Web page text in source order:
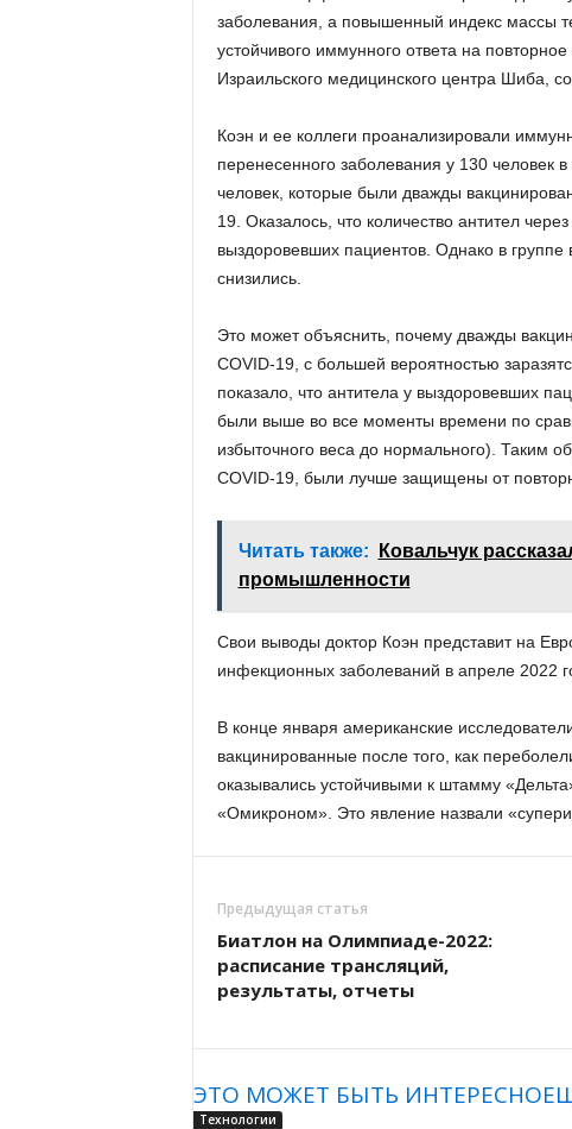
заболевания, а повышенный индекс массы
устойчивого иммунного ответа на
Израильского медицинского центра Шиба,
Коэн и ее коллеги проанализировали
перенесенного заболевания у 130 человек
человек, которые были дважды
19. Оказалось, что количество антител
выздоровевших пациентов. Однако в группе
снизились.
Это может объяснить, почему дважды
COVID-19, с большей вероятностью
показало, что антитела у выздоровевших
были выше во все моменты времени по
избыточного веса до нормального). Таким
COVID-19, были лучше защищены от
Читать также:
Ковальчук
промышленности
Свои выводы доктор Коэн представит на
инфекционных заболеваний в апреле 2022
В конце января американские
вакцинированные после того, как
оказывались устойчивыми к штамму
«Омикроном». Это явление назвали
Предыдущая статья
Биатлон на Олимпиаде-2022:
расписание трансляций,
результаты, отчеты
ЭТО МОЖЕТ БЫТЬ ИНТЕРЕСНО
Технологии